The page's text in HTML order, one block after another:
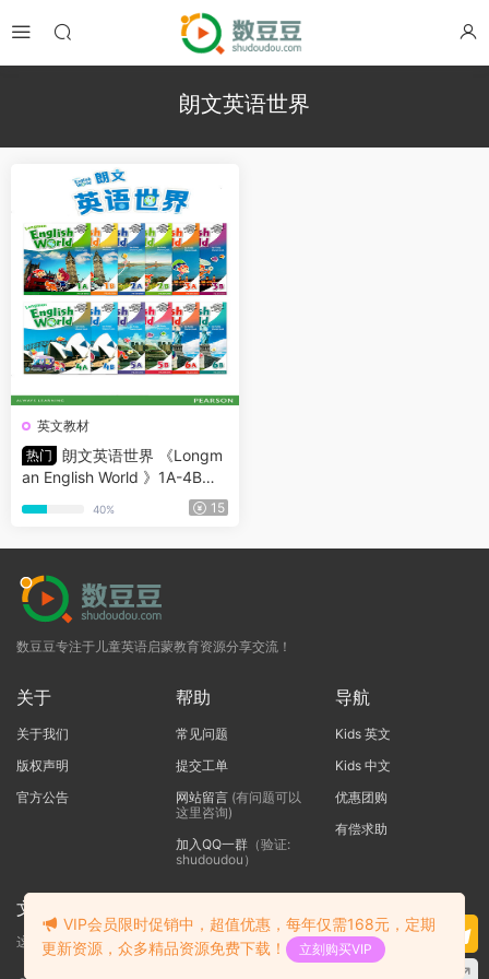
朗文英语世界
英文教材
热门
朗文英语世界 《Longm
an English World 》1A-4B的
学生用书+练习册+音频+1-6级
别视频+1-6级别白板软件+1-6
40% 15
数豆豆专注于儿童英语启蒙教育资源分享交流！
关于
关于我们
版权声明
官方公告
帮助
常见问题
提交工单
网站留言(有问题可以
这里咨询)
加入QQ一群（验证:
shudoudou）
导航
Kids 英文
Kids 中文
优惠团购
有偿求助
文本标题
这里输入代码
VIP会员限时促销中，超值优惠，每年仅需168元，定期
更新资源，众多精品资源免费下载！
立刻购买VIP